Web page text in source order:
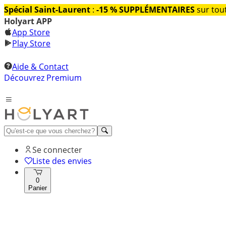
Spécial Saint-Laurent : -15 % SUPPLÉMENTAIRESsur
Holyart APP
App Store
Play Store
Aide & Contact
Découvrez Premium
Se connecter
Liste des envies
0
Panier